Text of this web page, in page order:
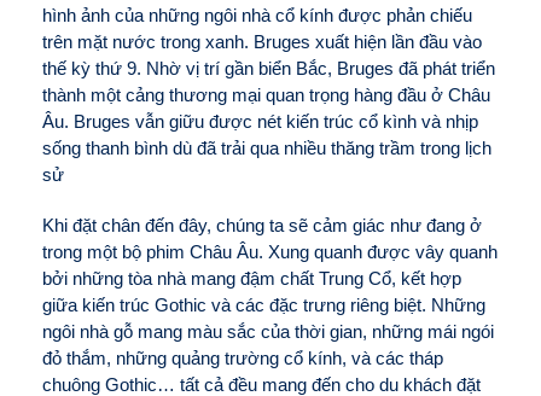
hình ảnh của những ngôi nhà cổ kính được phản chiếu
trên mặt nước trong xanh. Bruges xuất hiện lần đầu vào
thế kỳ thứ 9. Nhờ vị trí gần biển Bắc, Bruges đã phát triển
thành một cảng thương mại quan trọng hàng đầu ở Châu
Âu. Bruges vẫn giữu được nét kiến trúc cổ kình và nhịp
sống thanh bình dù đã trải qua nhiều thăng trầm trong lịch
sử
Khi đặt chân đến đây, chúng ta sẽ cảm giác như đang ở
trong một bộ phim Châu Âu. Xung quanh được vây quanh
bởi những tòa nhà mang đậm chất Trung Cổ, kết hợp
giữa kiến trúc Gothic và các đặc trưng riêng biệt. Những
ngôi nhà gỗ mang màu sắc của thời gian, những mái ngói
đỏ thắm, những quảng trường cổ kính, và các tháp
chuông Gothic… tất cả đều mang đến cho du khách đặt